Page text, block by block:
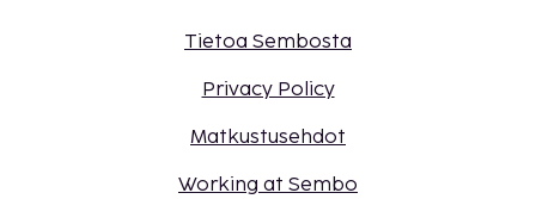
Tietoa Sembosta
Privacy Policy
Matkustusehdot
Working at Sembo